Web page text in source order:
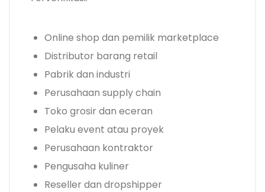
Online shop dan pemilik marketplace
Distributor barang retail
Pabrik dan industri
Perusahaan supply chain
Toko grosir dan eceran
Pelaku event atau proyek
Perusahaan kontraktor
Pengusaha kuliner
Reseller dan dropshipper